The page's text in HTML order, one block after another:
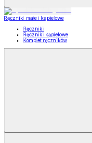
Ręczniki małe i kąpielowe
Ręczniki
Ręczniki kąpielowe
Komplet ręczników